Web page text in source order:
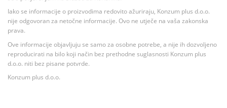
Iako se informacije o proizvodima redovito ažuriraju, Konzum plus d.o.o.
nije odgovoran za netočne informacije. Ovo ne utječe na vaša zakonska
prava.
Ove informacije objavljuju se samo za osobne potrebe, a nije ih dozvoljeno
reproducirati na bilo koji način bez prethodne suglasnosti Konzum plus
d.o.o. niti bez pisane potvrde.
Konzum plus d.o.o.